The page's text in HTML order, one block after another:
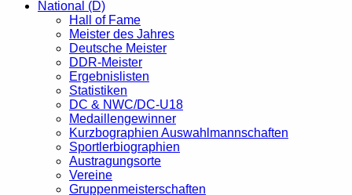
National (D)
Hall of Fame
Meister des Jahres
Deutsche Meister
DDR-Meister
Ergebnislisten
Statistiken
DC & NWC/DC-U18
Medaillengewinner
Kurzbographien Auswahlmannschaften
Sportlerbiographien
Austragungsorte
Vereine
Gruppenmeisterschaften